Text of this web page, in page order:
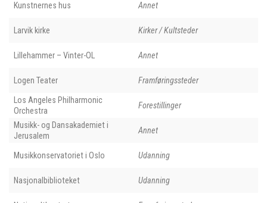
Kunstnernes hus Annet
Larvik kirke Kirker / Kultsteder
Lillehammer – Vinter-OL Annet
Logen Teater Framføringssteder
Los Angeles Philharmonic
Orchestra
Forestillinger
Musikk- og Dansakademiet i
Jerusalem
Annet
Musikkonservatoriet i Oslo Udanning
Nasjonalbiblioteket Udanning